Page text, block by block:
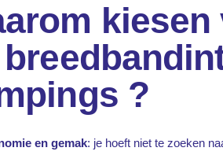
?
en gemak: je hoeft niet te zoeken